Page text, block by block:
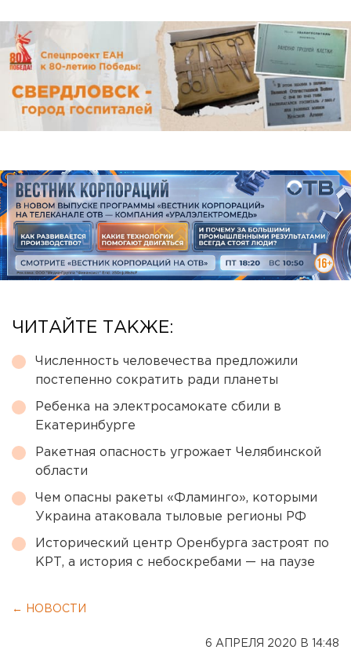
ЧИТАЙТЕ ТАКЖЕ:
Численность человечества предложили
постепенно сократить ради планеты
Ребенка на электросамокате сбили в
Екатеринбурге
Ракетная опасность угрожает Челябинской
области
Чем опасны ракеты «Фламинго», которыми
Украина атаковала тыловые регионы РФ
Исторический центр Оренбурга застроят по
КРТ, а история с небоскребами — на паузе
← НОВОСТИ
6 АПРЕЛЯ 2020 В 14:48